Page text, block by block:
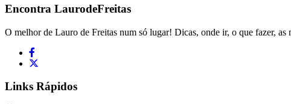
Encontra LaurodeFreitas
O melhor de Lauro de Freitas num só lugar! Dicas, onde ir, o que fazer,
Links Rápidos